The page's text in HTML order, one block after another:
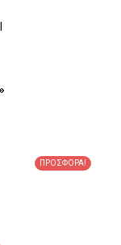
ΠΡΟΣΦΟΡΆ!